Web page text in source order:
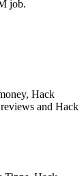
job.
Hack
and Hack